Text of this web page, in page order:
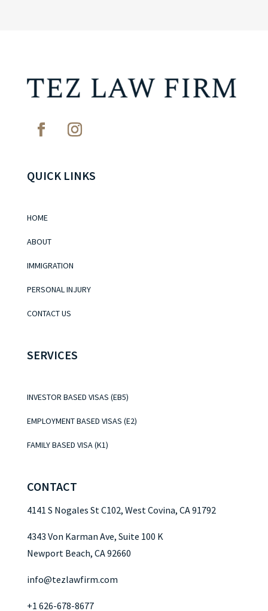
QUICK LINKS
HOME
ABOUT
IMMIGRATION
PERSONAL INJURY
CONTACT US
SERVICES
INVESTOR BASED VISAS (EB5)
EMPLOYMENT BASED VISAS (E2)
FAMILY BASED VISA (K1)
CONTACT
4141 S Nogales St C102, West Covina, CA 91792
4343 Von Karman Ave, Suite 100 K
Newport Beach, CA 92660
info@tezlawfirm.com
+1 626-678-8677